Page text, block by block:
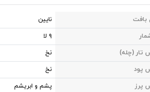
بافت
نایین
۹ لا
تار (چله)
نخ
پود
نخ
پرز
پشم و ابریشم